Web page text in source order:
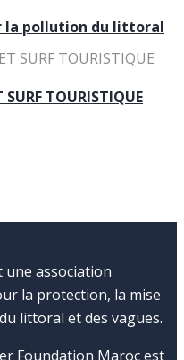
la pollution du littoral
TOURISTIQUE
association
la protection, la mise
littoral et des vagues.
Foundation Maroc est